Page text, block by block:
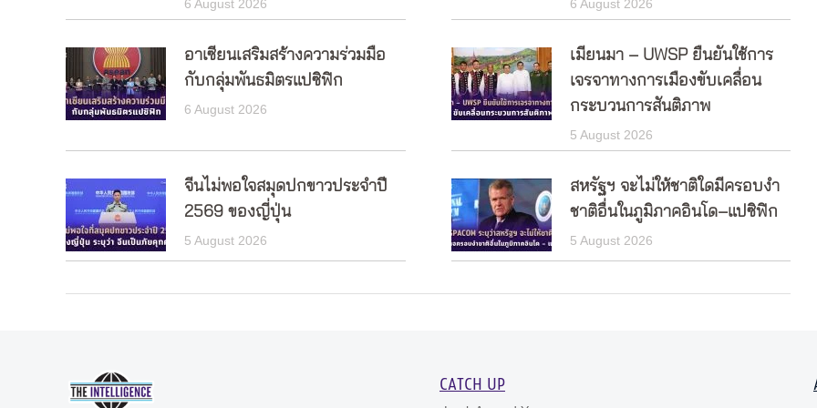
6 August 2026 6 August 2026
อาเซียนเสริมสร้างความร่วมมือ
กับกลุ่มพันธมิตรแปซิฟิก
6 August 2026
เมียนมา – UWSP ยืนยันใช้การ
เจรจาทางการเมืองขับเคลื่อน
กระบวนการสันติภาพ
5 August 2026
จีนไม่พอใจสมุดปกขาวประจำปี
2569 ของญี่ปุ่น
5 August 2026
สหรัฐฯ จะไม่ให้ชาติใดมีครอบงำ
ชาติอื่นในภูมิภาคอินโด–แปซิฟิก
5 August 2026
CATCH UP